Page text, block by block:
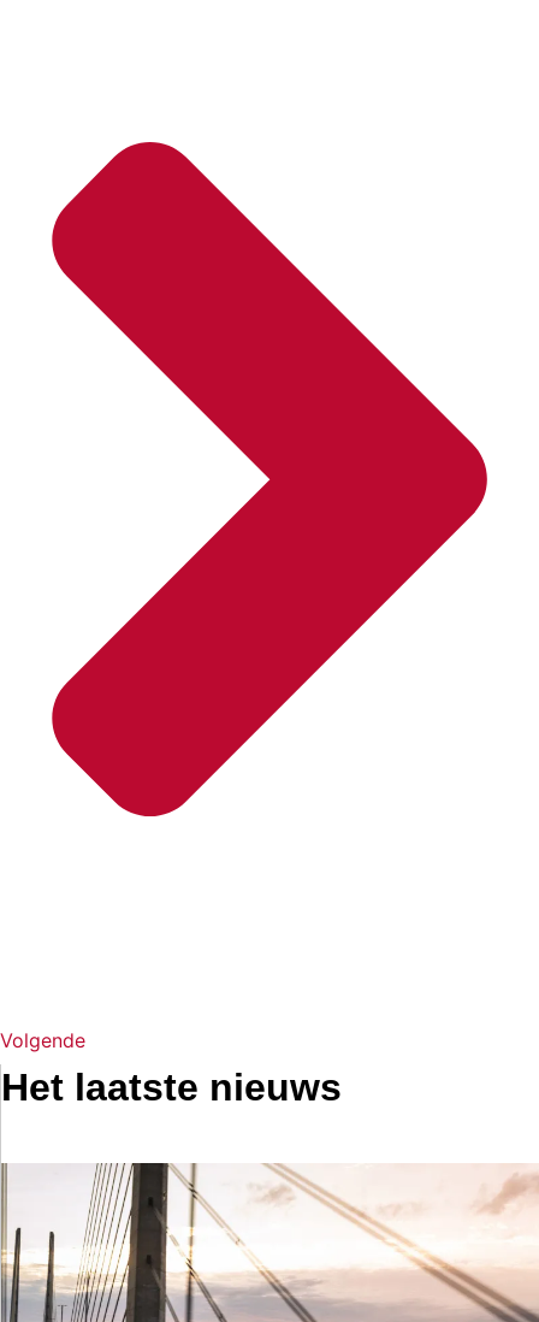
Volgende
Het laatste nieuws